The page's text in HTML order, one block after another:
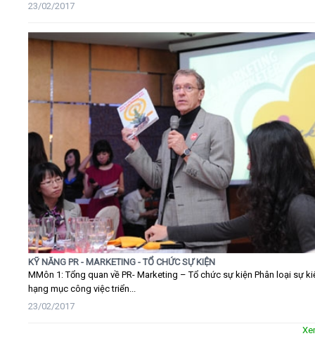
23/02/2017
KỸ NĂNG PR - MARKETING - TỔ CHỨC SỰ KIỆN
MMôn 1: Tổng quan về PR- Marketing – Tổ chức sự kiện Phân loại sự
hạng mục công việc triển...
23/02/2017